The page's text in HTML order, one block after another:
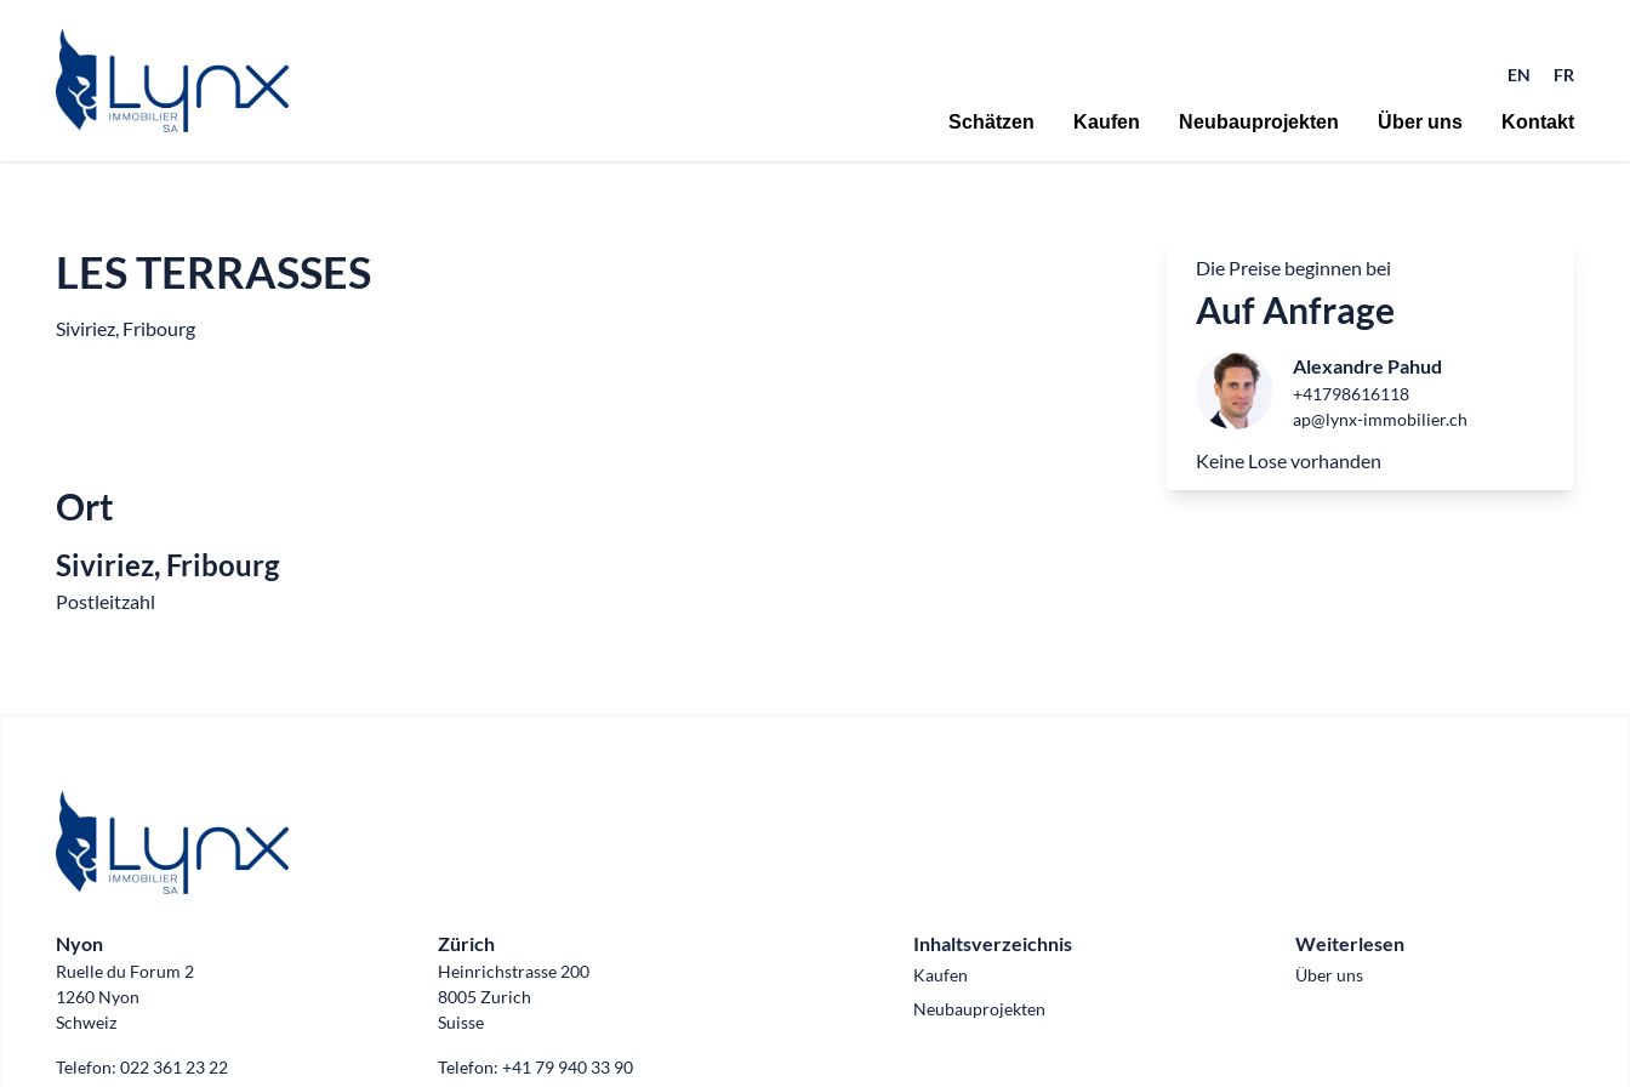
EN FR
Schätzen Kaufen Neubauprojekten Über uns Kontakt
LES TERRASSES
Siviriez, Fribourg
Ort
Siviriez, Fribourg
Postleitzahl
Die Preise beginnen bei
Auf Anfrage
Alexandre Pahud
+41798616118
ap@lynx-immobilier.ch
Keine Lose vorhanden
Nyon
Ruelle du Forum 2
1260 Nyon
Schweiz
Telefon: 022 361 23 22
Zürich
Heinrichstrasse 200
8005 Zurich
Suisse
Telefon: +41 79 940 33 90
Inhaltsverzeichnis
Kaufen
Neubauprojekten
Weiterlesen
Über uns